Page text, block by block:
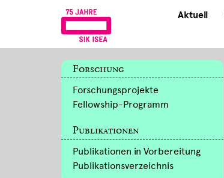
Aktuell
Forschung
Forschungsprojekte
Fellowship-Programm
Publikationen
Publikationen in Vorbereitung
Publikationsverzeichnis